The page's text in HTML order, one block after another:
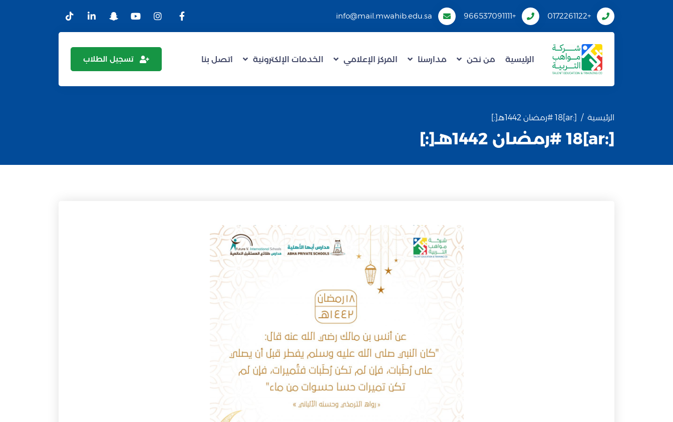
+0172261122
+966537091111
info@mail.mwahib.edu.sa
الرئيسية من نحن مدارسنا المركز الإعلامي الخدمات الإلكترونية اتصل بنا تسجيل الطلاب
الرئيسية [:ar]18 #رمضان 1442هـ[:]
[:ar]18 #رمضان 1442هـ[:]